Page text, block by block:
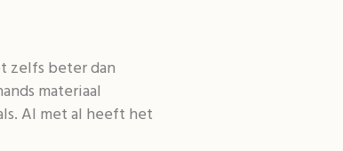
zelfs beter dan
materiaal
Al met al heeft het